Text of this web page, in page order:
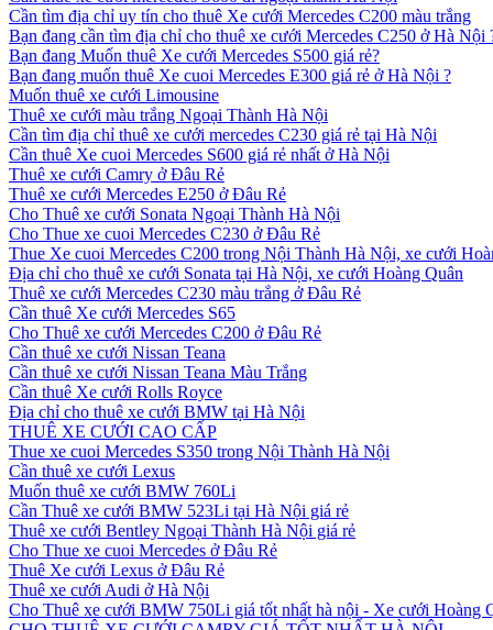
Cần tìm địa chỉ uy tín cho thuê Xe cưới Mercedes C200 màu trắng
Bạn đang cần tìm địa chỉ cho thuê xe cưới Mercedes C250 ở Hà Nội
Bạn đang Muốn thuê Xe cưới Mercedes S500 giá rẻ?
Bạn đang muốn thuê Xe cuoi Mercedes E300 giá rẻ ở Hà Nội ?
Muốn thuê xe cưới Limousine
Thuê xe cưới màu trắng Ngoại Thành Hà Nội
Cần tìm địa chỉ thuê xe cưới mercedes C230 giá rẻ tại Hà Nội
Cần thuê Xe cuoi Mercedes S600 giá rẻ nhất ở Hà Nội
Thuê xe cưới Camry ở Đâu Rẻ
Thuê xe cưới Mercedes E250 ở Đâu Rẻ
Cho Thuê xe cưới Sonata Ngoại Thành Hà Nội
Cho Thue xe cuoi Mercedes C230 ở Đâu Rẻ
Thue Xe cuoi Mercedes C200 trong Nội Thành Hà Nội, xe cưới
Địa chỉ cho thuê xe cưới Sonata tại Hà Nội, xe cưới Hoàng Quân
Thuê xe cưới Mercedes C230 màu trắng ở Đâu Rẻ
Cần thuê Xe cưới Mercedes S65
Cho Thuê xe cưới Mercedes C200 ở Đâu Rẻ
Cần thuê xe cưới Nissan Teana
Cần thuê xe cưới Nissan Teana Màu Trắng
Cần thuê Xe cưới Rolls Royce
Địa chỉ cho thuê xe cưới BMW tại Hà Nội
THUÊ XE CƯỚI CAO CẤP
Thue xe cuoi Mercedes S350 trong Nội Thành Hà Nội
Cần thuê xe cưới Lexus
Muốn thuê xe cưới BMW 760Li
Cần Thuê xe cưới BMW 523Li tại Hà Nội giá rẻ
Thuê xe cưới Bentley Ngoại Thành Hà Nội giá rẻ
Cho Thue xe cuoi Mercedes ở Đâu Rẻ
Thuê Xe cưới Lexus ở Đâu Rẻ
Thuê xe cưới Audi ở Hà Nội
Cho Thuê xe cưới BMW 750Li giá tốt nhất hà nội - Xe cưới Hoàng